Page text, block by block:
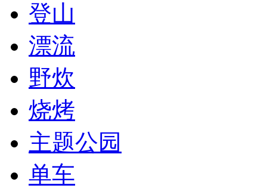
登山
漂流
野炊
烧烤
主题公园
单车